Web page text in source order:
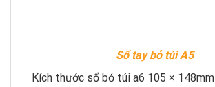
Sổ tay bỏ túi A5
Kích thước sổ bỏ túi a6 105 × 148mm